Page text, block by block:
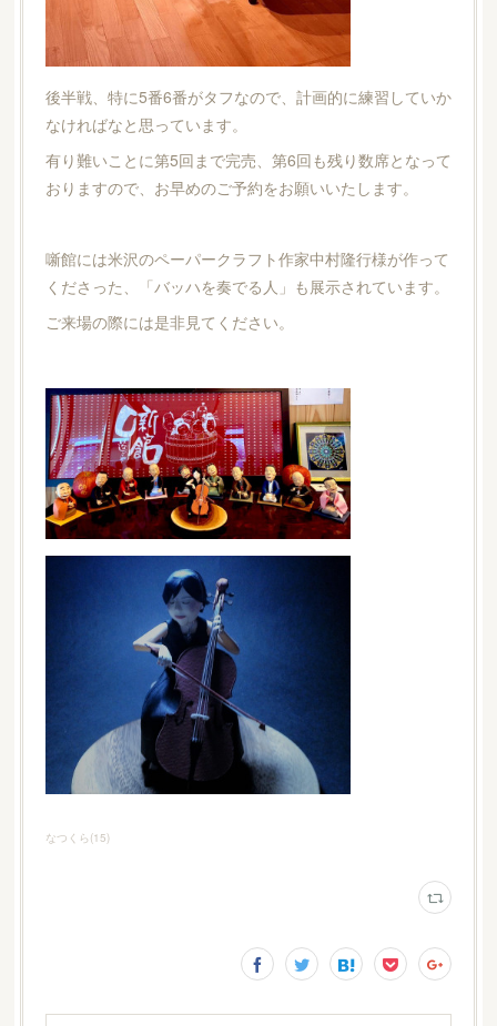
後半戦、特に5番6番がタフなので、計画的に練習していか
なければなと思っています。
有り難いことに第5回まで完売、第6回も残り数席となって
おりますので、お早めのご予約をお願いいたします。
噺館には米沢のペーパークラフト作家中村隆行様が作って
くださった、「バッハを奏でる人」も展示されています。
ご来場の際には是非見てください。
なつくら(15)